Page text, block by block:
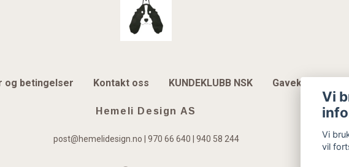
og betingelser Kontakt oss KUNDEKLUBB NSK Gavekort
Hemeli Design AS
post@hemelidesign.no | 970 66 640 | 940 58 244
Vi
Vi
vil